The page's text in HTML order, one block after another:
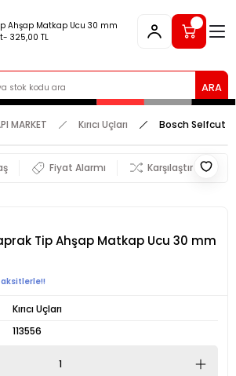
ARA
MARKET Kırıcı Uçları Bosch Selfcut
Fiyat Alarmı Karşılaştır
Tip Ahşap Matkap Ucu 30 mm
Kırıcı Uçları
113556